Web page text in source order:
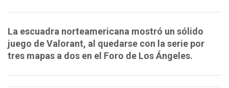
La escuadra norteamericana mostró un sólido
juego de Valorant, al quedarse con la serie por
tres mapas a dos en el Foro de Los Ángeles.